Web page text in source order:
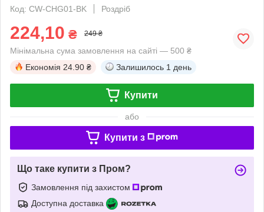
Код: CW-CHG01-BK
Роздріб
224,10 ₴ 249 ₴
Мінімальна сума замовлення на сайті — 500 ₴
Економія 24.90 ₴ Залишилось 1 день
Купити
або
Купити з
Що таке купити з Пром?
Замовлення під захистом
Доступна доставка